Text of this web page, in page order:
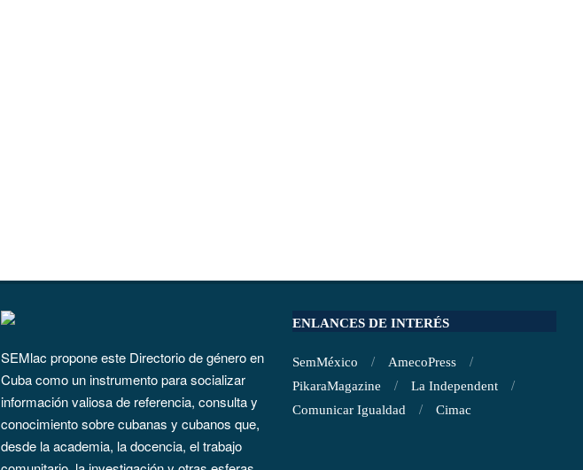
SEMlac propone este Directorio de género en
Cuba como un instrumento para socializar
información valiosa de referencia, consulta y
conocimiento sobre cubanas y cubanos que,
desde la academia, la docencia, el trabajo
ENLANCES DE INTERÉS
SemMéxico
AmecoPress
PikaraMagazine
La Independent
Comunicar Igualdad
Cimac